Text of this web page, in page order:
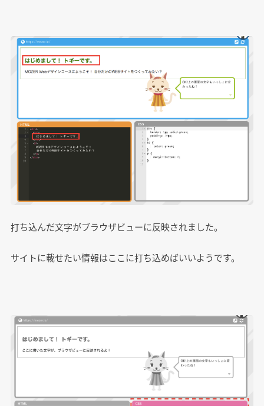
打ち込んだ文字がブラウザビューに反映されました。
サイトに載せたい情報はここに打ち込めばいいようです。